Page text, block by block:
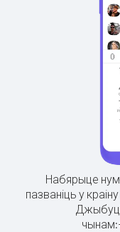
Набярыце
пазваніць у
чынам: